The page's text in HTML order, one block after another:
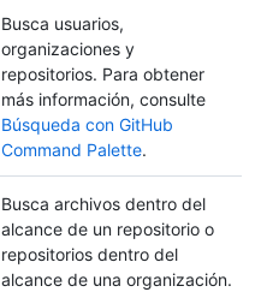
Busca usuarios,
organizaciones y
repositorios. Para obtener
más información, consulte
Búsqueda con GitHub
Command Palette.
Busca archivos dentro del
alcance de un repositorio o
repositorios dentro del
alcance de una organización.